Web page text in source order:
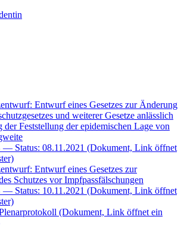
Entwurf eines Gesetzes zur Änderung
und weiterer Gesetze anlässlich
der Feststellung der epidemischen Lage von
— Status: 08.11.2021 (Dokument, Link öffnet
Entwurf eines Gesetzes zur
Schutzes vor Impfpassfälschungen
— Status: 10.11.2021 (Dokument, Link öffnet
(Dokument, Link öffnet ein